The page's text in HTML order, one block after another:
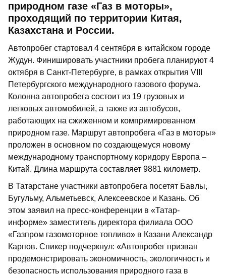
природном газе «Газ в моторы»,
проходящий по территории Китая,
Казахстана и России.
Автопробег стартовал 4 сентября в китайском городе
Жудун. Финишировать участники пробега планируют 4
октября в Санкт-Петербурге, в рамках открытия VIII
Петербургского международного газового форума.
Колонна автопробега состоит из 19 грузовых и
легковых автомобилей, а также из автобусов,
работающих на сжиженном и компримированном
природном газе. Маршрут автопробега «Газ в моторы»
проложен в основном по создающемуся новому
международному транспортному коридору Европа –
Китай. Длина маршрута составляет 9881 километр.
В Татарстане участники автопробега посетят Бавлы,
Бугульму, Альметьевск, Алексеевское и Казань. Об
этом заявил на пресс-конференции в «Татар-
информе» заместитель директора филиала ООО
«Газпром газомоторное топливо» в Казани Александр
Карпов. Спикер подчеркнул: «Автопробег призван
продемонстрировать экономичность, экологичность и
безопасность использования природного газа в